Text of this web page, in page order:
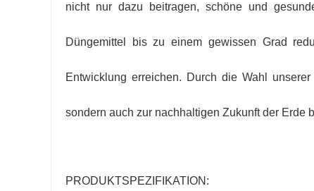
nicht nur dazu beitragen, schöne und
Düngemittel bis zu einem gewissen Grad
Entwicklung erreichen. Durch die Wahl
sondern auch zur nachhaltigen Zukunft der Erde
PRODUKTSPEZIFIKATION: